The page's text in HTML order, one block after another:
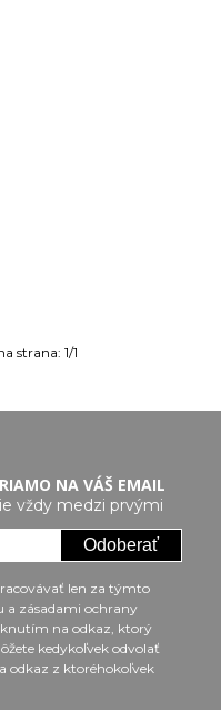
strana: 1/1
NA VÁŠ EMAIL
vždy medzi prvými
Odoberať
len za týmto
a zásadami ochrany
na odkaz, ktorý
kedykoľvek odvolať
odkaz z ktoréhokoľvek